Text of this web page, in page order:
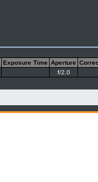
Exposure Time Aperture
f/2.0